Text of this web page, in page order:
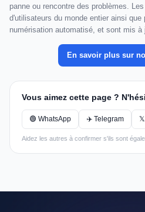
panne ou rencontre des problèmes.
d'utilisateurs du monde entier ainsi
numérisation automatisé, et sont mis à
En savoir plus sur
Vous aimez cette page ?
🟢 WhatsApp ✈️ Telegram 𝕏
Aidez les autres à confirmer s'ils sont